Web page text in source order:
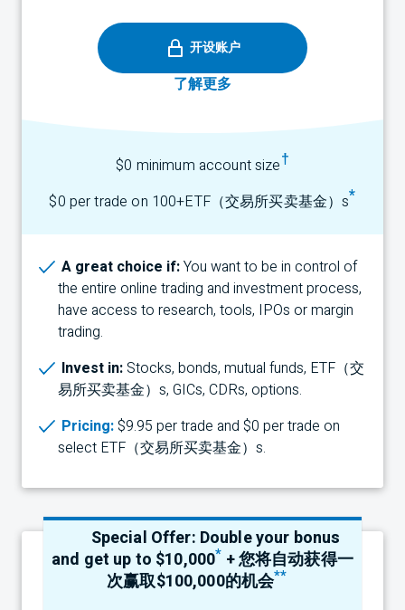
开设账户
了解更多
$0 minimum account size†
$0 per trade on 100+ETF（交易所买卖基金）s*
A great choice if:You want to be in control of
the entire online trading and investment process,
have access to research, tools, IPOs or margin
trading.
Invest in: Stocks, bonds, mutual funds, ETF（交
易所买卖基金） s, GICs, CDRs, options.
Pricing: $9.95 per trade and $0 per trade on
select ETF（交易所买卖基金） s.
Special Offer: Double your bonus
and get up to $10,000* + 您将自动获得一
次赢取$100,000的机会**